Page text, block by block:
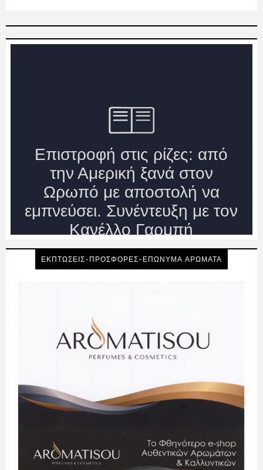
ΕΚΠΤΩΣΕΙΣ-ΠΡΟΣΦΟΡΕΣ-ΕΠΩΝΥΜΑ ΑΡΩΜΑΤΑ